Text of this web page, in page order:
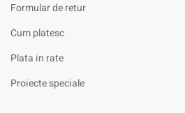
Formular de retur
Cum platesc
Plata in rate
Proiecte speciale